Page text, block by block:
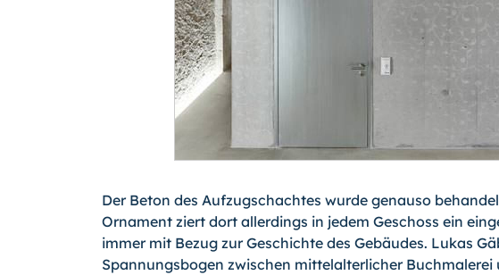
Der Beton des Aufzugschachtes wurde genauso
Ornament ziert dort allerdings in jedem Geschoss ein
immer mit Bezug zur Geschichte des Gebäudes. Lukas
Spannungsbogen zwischen mittelalterlicher Buchmalerei